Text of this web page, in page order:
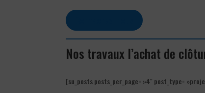
Nos travaux l’achat de
[su_posts posts_per_page= »4″ post_type=